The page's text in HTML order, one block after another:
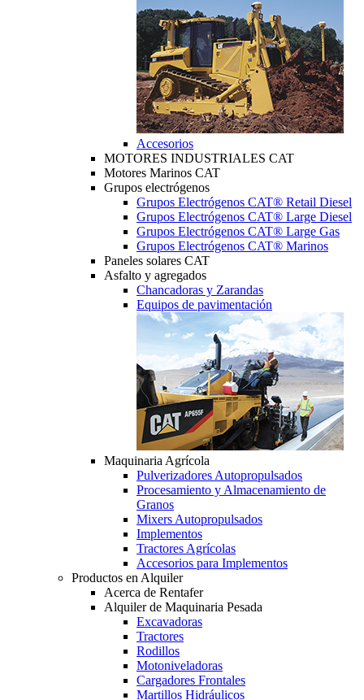
Accesorios
MOTORES INDUSTRIALES CAT
Motores Marinos CAT
Grupos electrógenos
Grupos Electrógenos CAT® Retail Diesel
Grupos Electrógenos CAT® Large Diesel
Grupos Electrógenos CAT® Large Gas
Grupos Electrógenos CAT® Marinos
Paneles solares CAT
Asfalto y agregados
Chancadoras y Zarandas
Equipos de pavimentación
Maquinaria Agrícola
Pulverizadores Autopropulsados
Procesamiento y Almacenamiento de
Granos
Mixers Autopropulsados
Implementos
Tractores Agrícolas
Accesorios para Implementos
Productos en Alquiler
Acerca de Rentafer
Alquiler de Maquinaria Pesada
Excavadoras
Tractores
Rodillos
Motoniveladoras
Cargadores Frontales
Martillos Hidráulicos